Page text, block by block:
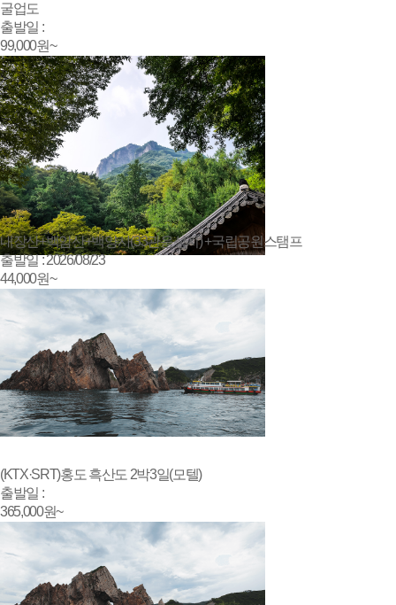
굴업도
출발일 :
99,000원~
내장산+백암산+백양사(33관음성지) +국립공원스탬프
출발일 : 2026/08/23
44,000원~
(KTX·SRT)홍도 흑산도 2박3일(모텔)
출발일 :
365,000원~